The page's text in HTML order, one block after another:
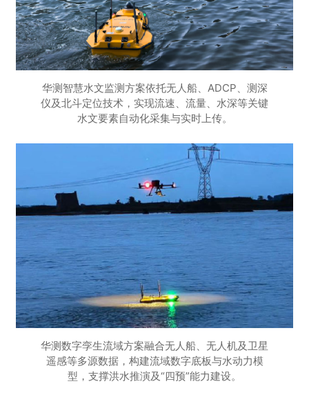
华测智慧水文监测方案依托无人船、ADCP、测深
仪及北斗定位技术，实现流速、流量、水深等关键
水文要素自动化采集与实时上传。
华测数字孪生流域方案融合无人船、无人机及卫星
遥感等多源数据，构建流域数字底板与水动力模
型，支撑洪水推演及“四预”能力建设。